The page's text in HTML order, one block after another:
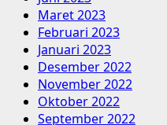
Maret 2023
Februari 2023
Januari 2023
Desember 2022
November 2022
Oktober 2022
September 2022